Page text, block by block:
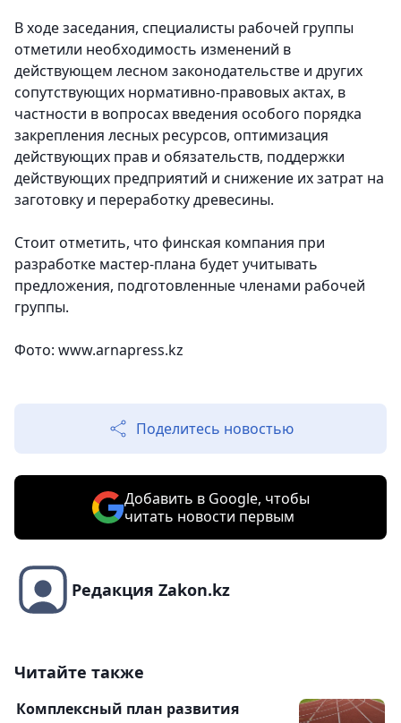
В ходе заседания, специалисты рабочей группы
отметили необходимость изменений в
действующем лесном законодательстве и других
сопутствующих нормативно-правовых актах, в
частности в вопросах введения особого порядка
закрепления лесных ресурсов, оптимизация
действующих прав и обязательств, поддержки
действующих предприятий и снижение их затрат на
заготовку и переработку древесины.
Стоит отметить, что финская компания при
разработке мастер-плана будет учитывать
предложения, подготовленные членами рабочей
группы.
Фото: www.arnapress.kz
Поделитесь новостью
Добавить в Google, чтобы
читать новости первым
Редакция Zakon.kz
Читайте также
Комплексный план развития